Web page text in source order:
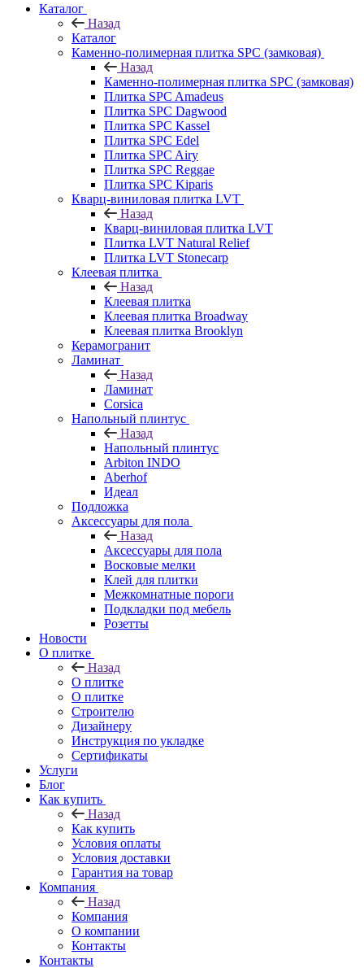
Каталог
Назад
Каталог
Каменно-полимерная плитка SPC (замковая)
Назад
Каменно-полимерная плитка SPC (замковая)
Плитка SPC Amadeus
Плитка SPC Dagwood
Плитка SPC Kassel
Плитка SPC Edel
Плитка SPC Airy
Плитка SPC Reggae
Плитка SPC Kiparis
Кварц-виниловая плитка LVT
Назад
Кварц-виниловая плитка LVT
Плитка LVT Natural Relief
Плитка LVT Stonecarp
Клеевая плитка
Назад
Клеевая плитка
Клеевая плитка Broadway
Клеевая плитка Brooklyn
Керамогранит
Ламинат
Назад
Ламинат
Corsica
Напольный плинтус
Назад
Напольный плинтус
Arbiton INDO
Aberhof
Идеал
Подложка
Аксессуары для пола
Назад
Аксессуары для пола
Восковые мелки
Клей для плитки
Межкомнатные пороги
Подкладки под мебель
Розетты
Новости
О плитке
Назад
О плитке
О плитке
Строителю
Дизайнеру
Инструкция по укладке
Сертификаты
Услуги
Блог
Как купить
Назад
Как купить
Условия оплаты
Условия доставки
Гарантия на товар
Компания
Назад
Компания
О компании
Контакты
Контакты